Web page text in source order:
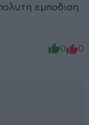
εμποδιση
0 0